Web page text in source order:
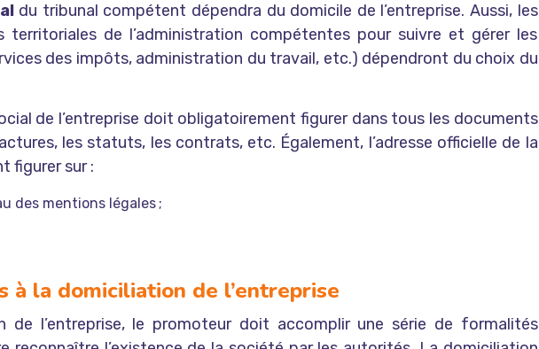
du tribunal compétent dépendra du domicile de l’entreprise. Aussi, les
territoriales de l’administration compétentes pour suivre et gérer les
des impôts, administration du travail, etc.) dépendront du choix du
de l’entreprise doit obligatoirement figurer dans tous les documents
les statuts, les contrats, etc. Également, l’adresse officielle de la
figurer sur :
des mentions légales ;
à la domiciliation de l’entreprise
de l’entreprise, le promoteur doit accomplir une série de formalités